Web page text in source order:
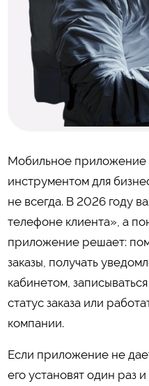
Мобильное приложение
инструментом для
не всегда. В 2026 году
телефоне клиента», а
приложение решает:
заказы, получать
кабинетом,
статус заказа или
компании.
Если приложение не
его установят один раз